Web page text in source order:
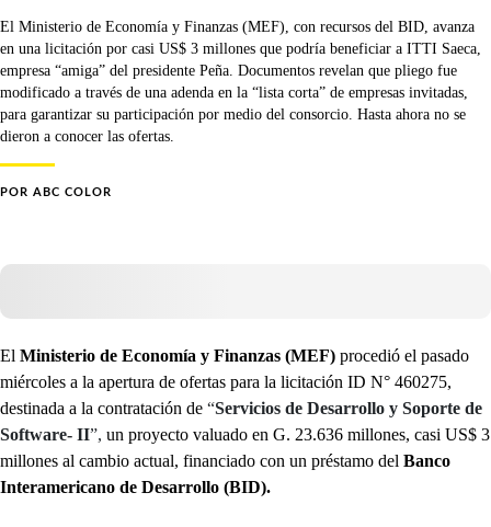
El Ministerio de Economía y Finanzas (MEF), con recursos del BID, avanza
en una licitación por casi US$ 3 millones que podría beneficiar a ITTI Saeca,
empresa “amiga” del presidente Peña. Documentos revelan que pliego fue
modificado a través de una adenda en la “lista corta” de empresas invitadas,
para garantizar su participación por medio del consorcio. Hasta ahora no se
dieron a conocer las ofertas.
POR ABC COLOR
El Ministerio de Economía y Finanzas (MEF) procedió el pasado
miércoles a la apertura de ofertas para la licitación ID N° 460275,
destinada a la contratación de “Servicios de Desarrollo y Soporte de
Software- II”, un proyecto valuado en G. 23.636 millones, casi US$ 3
millones al cambio actual, financiado con un préstamo del Banco
Interamericano de Desarrollo (BID).